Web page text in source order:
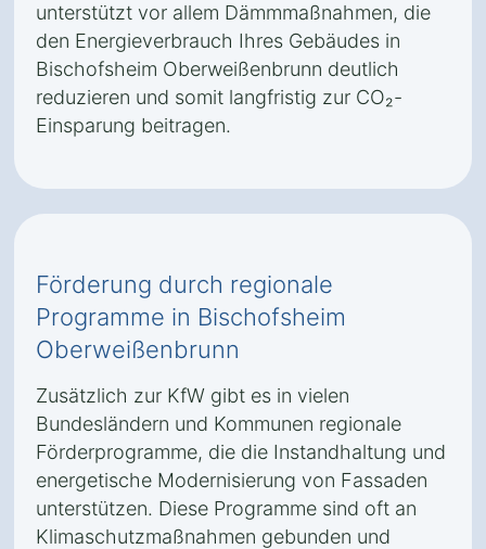
unterstützt vor allem Dämmmaßnahmen, die
den Energieverbrauch Ihres Gebäudes in
Bischofsheim Oberweißenbrunn deutlich
reduzieren und somit langfristig zur CO₂-
Einsparung beitragen.
Förderung durch regionale
Programme in Bischofsheim
Oberweißenbrunn
Zusätzlich zur KfW gibt es in vielen
Bundesländern und Kommunen regionale
Förderprogramme, die die Instandhaltung und
energetische Modernisierung von Fassaden
unterstützen. Diese Programme sind oft an
Klimaschutzmaßnahmen gebunden und